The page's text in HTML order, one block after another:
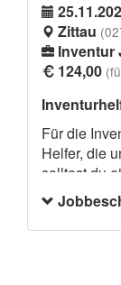
Zittau
Inventur
124,00
Für die
Helfer, die
solltest du
gutes
auf den